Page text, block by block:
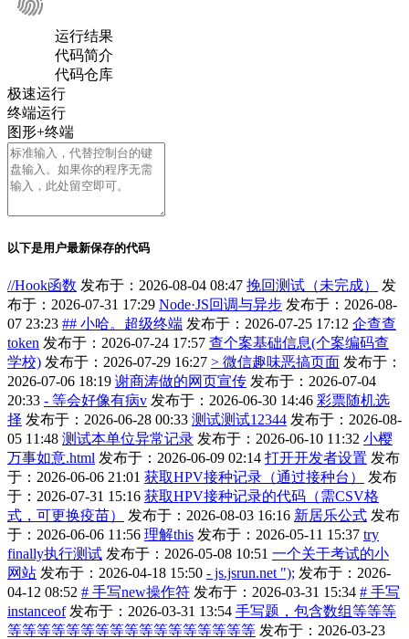
运行结果
代码简介
代码仓库
极速运行
终端运行
图形+终端
以下是用户最新保存的代码
//Hook函数 发布于：2026-08-04 08:47 挽回测试（未完成）
发
布于：2026-07-31 17:29 Node·JS回调与异步 发布于：2026-08-
07 23:23 ## 小哈。超级终端 发布于：2026-07-25 17:12 企查查
token 发布于：2026-07-24 17:57 查个案基础信息(个案编码查
学校) 发布于：2026-07-29 16:27 > 微信趣味恶搞页面 发布于：
2026-07-06 18:19 谢商涛做的网页宣传 发布于：2026-07-04
20:33 - 等会好像有病v 发布于：2026-06-30 14:46 彩票随机选
择 发布于：2026-06-28 00:33 测试测试12344 发布于：2026-08-
05 11:48 测试本单位异常记录 发布于：2026-06-10 11:32 小樱
万事如意.html 发布于：2026-06-09 02:14 打开开发者设置 发布
于：2026-06-06 21:01 获取HPV接种记录（通过接种台）
发布
于：2026-07-31 15:16 获取HPV接种记录的代码（需CSV格
式，可更换疫苗）
发布于：2026-08-03 16:16 新居乐公式 发布
于：2026-06-06 11:56 理解this 发布于：2026-05-11 15:37 try
finally执行测试 发布于：2026-05-08 10:51 一个关于考试的小
网站 发布于：2026-04-18 15:50 - js.jsrun.net "); 发布于：2026-
04-12 08:52 # 手写new操作符 发布于：2026-03-31 15:34 # 手写
instanceof 发布于：2026-03-31 13:54 手写题，包含数组等等等
等等等等等等等等等等等等等等等等等 发布于：2026-03-23